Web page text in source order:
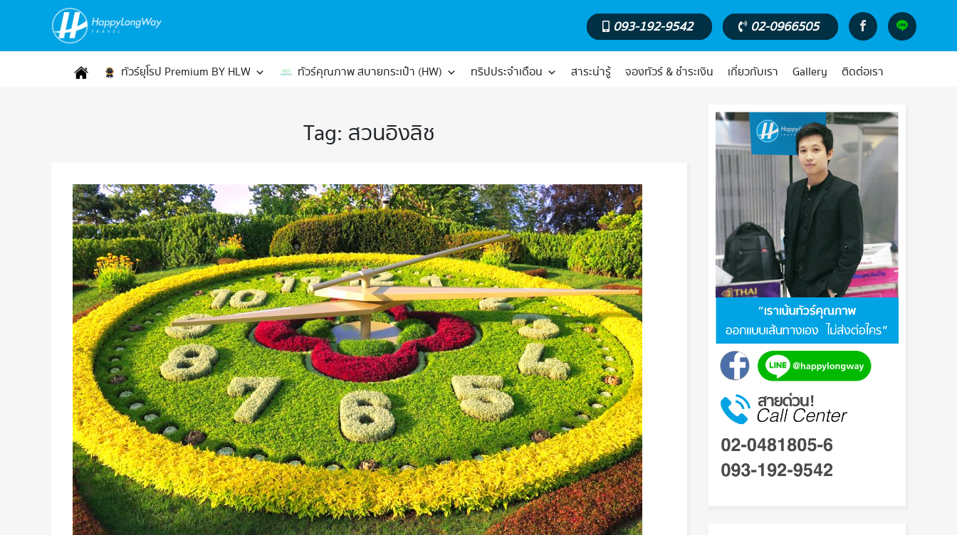
093-192-9542 02-0966505
ทัวร์ยุโรป Premium BY HLW ทัวร์คุณภาพ สบายกระเป๋า (HW) ทริปประจำเดือน สาระน่ารู้ จองทัวร์ & ชำระเงิน เกี่ยวกับเรา Gallery ติดต่อเรา
Tag: สวนอิงลิช